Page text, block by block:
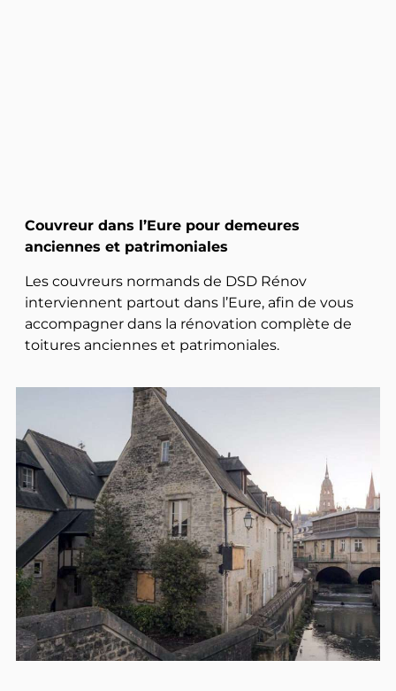
Couvreur dans l’Eure pour demeures
anciennes et patrimoniales​
Les couvreurs normands de DSD Rénov
interviennent partout dans l’Eure, afin de vous
accompagner dans la rénovation complète de
toitures anciennes et patrimoniales.